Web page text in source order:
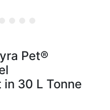
Pet®
30 L Tonne